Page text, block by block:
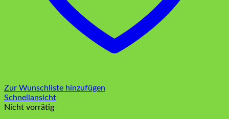
Zur Wunschliste hinzufügen
Schnellansicht
Nicht vorrätig